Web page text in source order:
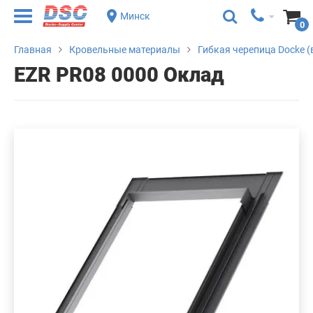
Минск
0
Главная Кровельные материалы Гибкая черепица Docke
EZR PR08 0000 Оклад